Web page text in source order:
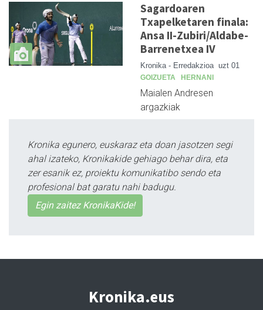
Sagardoaren
Txapelketaren finala:
Ansa II-Zubiri/Aldabe-
Barrenetxea IV
Kronika - Erredakzioa uzt 01
GOIZUETA HERNANI
Maialen Andresen
argazkiak
Kronika egunero, euskaraz eta doan jasotzen segi
ahal izateko, Kronikakide gehiago behar dira, eta
zer esanik ez, proiektu komunikatibo sendo eta
profesional bat garatu nahi badugu.
Egin zaitez KronikaKide!
Kronika.eus